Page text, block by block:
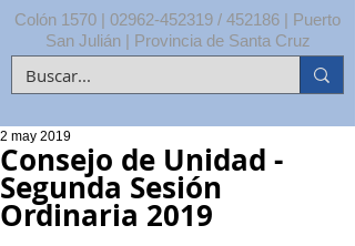
Colón 1570 | 02962-452319 / 452186 | Puerto
San Julián | Provincia de Santa Cruz
Consejo de Unidad -
Segunda Sesión
Ordinaria 2019
2 may 2019